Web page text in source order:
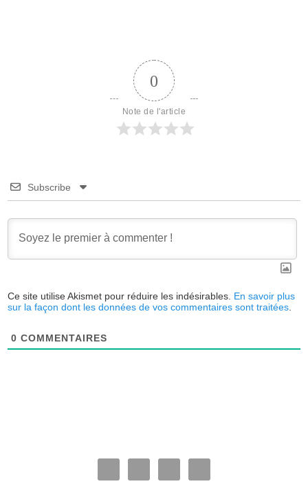
0
Note de l'article
Subscribe
Ce site utilise Akismet pour réduire les indésirables. En savoir plus
sur la façon dont les données de vos commentaires sont traitées
0 COMMENTAIRES